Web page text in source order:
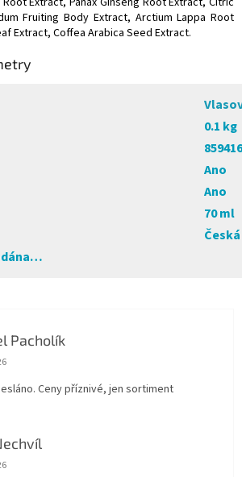
Fruiting Body Extract, Arctium Lappa Root
Extract, Coffea Arabica Seed Extract.
0.1 kg
Ano
Ano
70 ml
Pacholík
obchodu je 4 z 5 hvězdiček.
Ceny příznivé, jen sortiment
obchodu je 5 z 5 hvězdiček.